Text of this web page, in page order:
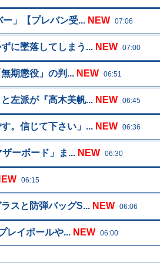
ー」【プレバン受... NEW 07:06
に墜落してしまう... NEW 07:00
期懲役」の判... NEW 06:51
左派が『高木美帆... NEW 06:45
。信じて下さい」... NEW 06:36
ーボード」ま... NEW 06:30
06:15
スと防弾バッグS... NEW 06:06
レイボールや... NEW 06:00